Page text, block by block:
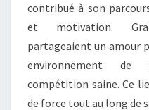
contribué à son
et motivation.
partageaient un amour
environnement de
compétition saine. Ce
de force tout au long de